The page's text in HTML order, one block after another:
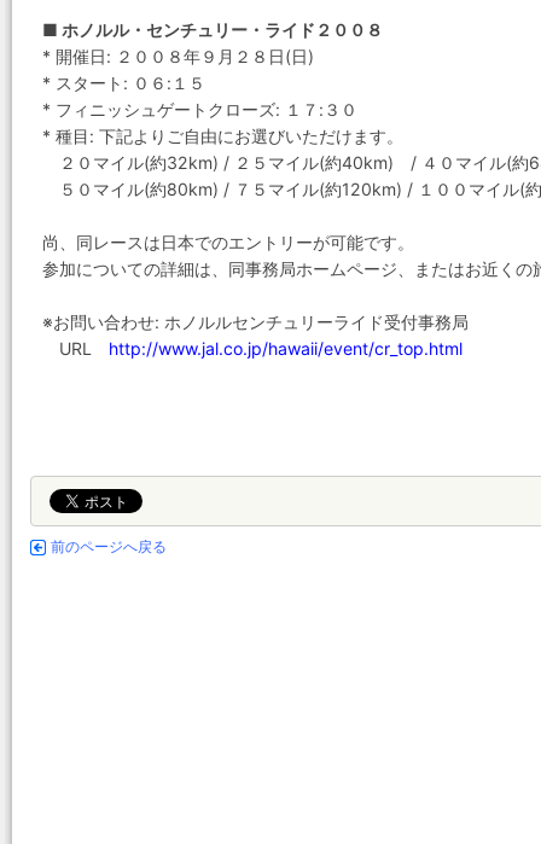
■ ホノルル・センチュリー・ライド２００８
* 開催日: ２００８年９月２８日(日)
* スタート: ０６:１５
* フィニッシュゲートクローズ: １７:３０
* 種目: 下記よりご自由にお選びいただけます。
２０マイル(約32km) / ２５マイル(約40km) / ４０マイル(約
５０マイル(約80km) / ７５マイル(約120km) / １００マイル(
尚、同レースは日本でのエントリーが可能です。
参加についての詳細は、同事務局ホームページ、またはお近くの
※お問い合わせ: ホノルルセンチュリーライド受付事務局
URL http://www.jal.co.jp/hawaii/event/cr_top.html
前のページへ戻る